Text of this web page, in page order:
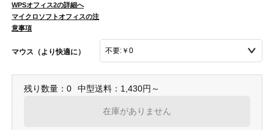
WPSオフィス2の詳細へ
マイクロソフトオフィスの注
意事項
マウス（より快適に）
残り数量：0 中型送料：1,430円～
在庫がありません